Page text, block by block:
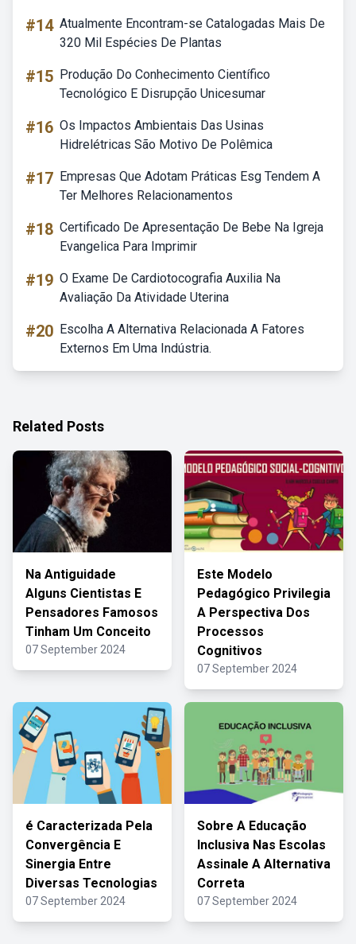
#14 Atualmente Encontram-se Catalogadas Mais De
320 Mil Espécies De Plantas
#15 Produção Do Conhecimento Científico
Tecnológico E Disrupção Unicesumar
#16 Os Impactos Ambientais Das Usinas
Hidrelétricas São Motivo De Polêmica
#17 Empresas Que Adotam Práticas Esg Tendem A
Ter Melhores Relacionamentos
#18 Certificado De Apresentação De Bebe Na Igreja
Evangelica Para Imprimir
#19 O Exame De Cardiotocografia Auxilia Na
Avaliação Da Atividade Uterina
#20 Escolha A Alternativa Relacionada A Fatores
Externos Em Uma Indústria.
Related Posts
Na Antiguidade
Alguns Cientistas E
Pensadores Famosos
Tinham Um Conceito
07 September 2024
Este Modelo
Pedagógico Privilegia
A Perspectiva Dos
Processos
Cognitivos
07 September 2024
é Caracterizada Pela
Convergência E
Sinergia Entre
Diversas Tecnologias
07 September 2024
Sobre A Educação
Inclusiva Nas Escolas
Assinale A Alternativa
Correta
07 September 2024